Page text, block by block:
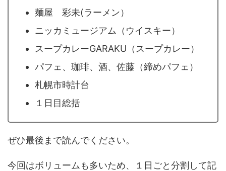
麺屋 彩未(ラーメン）
ニッカミュージアム（ウイスキー）
スープカレーGARAKU（スープカレー）
パフェ、珈琲、酒、佐藤（締めパフェ）
札幌市時計台
１日目総括
ぜひ最後まで読んでください。
今回はボリュームも多いため、１日ごと分割して記